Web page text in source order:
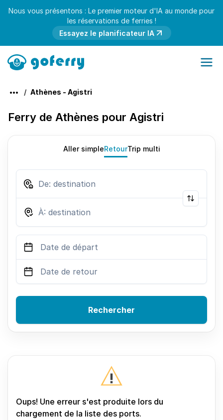
Nous vous présentons : Le premier moteur d'IA au monde pour
les réservations de ferries !
Essayez le planificateur IA
Athènes - Agistri
Ferry de Athènes pour Agistri
Aller simpleRetourTrip multi
Rechercher
Oups! Une erreur s'est produite lors du
chargement de la liste des ports.